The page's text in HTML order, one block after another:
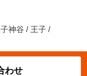
神谷 / 王子 /
わせ